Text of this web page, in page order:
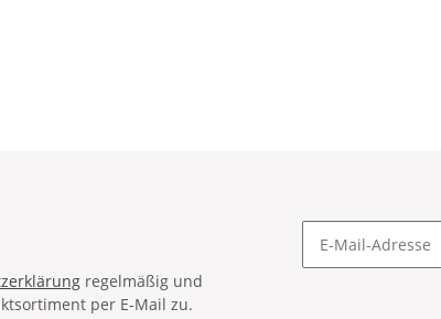
regelmäßig und
per E-Mail zu.